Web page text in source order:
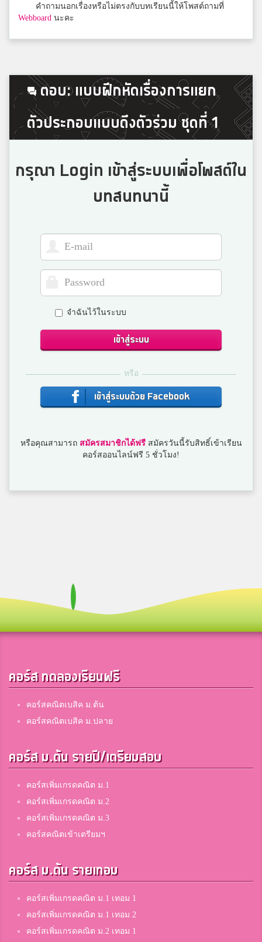
Silapakan Sanikosai
Panisara Akarathumwut
ชลกันยานุกูล
Thanatcha Thapunya
โรงเรียนเวียงเจดีย์วิทยา
ใบตอง
ออกัส
นก น้อย
Ratta Raa
เตรียมอุดมศึกษาพัฒนาการ
Nantida Laopradist
สาธิต​จุฬาลงกรณ์​มหาวิทยาลัย​ ฝ่ายมัธยม​
Pingping Putthipond
พชร พ่วงทรัพย์
คำถามนอกเรื่องหรือไม่ตรงกับบทเรียนนี้ให้โพสต์ถามที่
Webboard นะคะ
ตอบ: แบบฝึกหัดเรื่องการแยก
ตัวประกอบแบบดึงตัวร่วม ชุดที่ 1
กรุณา Login เข้าสู่ระบบเพื่อโพสต์ใน
บทสนทนานี้
จำฉันไว้ในระบบ
เข้าสู่ระบบ
หรือ
เข้าสู่ระบบด้วย Facebook
หรือคุณสามารถ สมัครสมาชิกได้ฟรีสมัครวันนี้รับสิทธิ์เข้าเรียน
คอร์สออนไลน์ฟรี 5 ชั่วโมง!
คอร์ส ทดลองเรียนฟรี
คอร์สคณิตเบสิค ม.ต้น
คอร์สคณิตเบสิค ม.ปลาย
คอร์ส ม.ต้น รายปี/เตรียมสอบ
คอร์สเพิ่มเกรดคณิต ม.1
คอร์สเพิ่มเกรดคณิต ม.2
คอร์สเพิ่มเกรดคณิต ม.3
คอร์สคณิตเข้าเตรียมฯ
คอร์ส ม.ต้น รายเทอม
คอร์สเพิ่มเกรดคณิต ม.1 เทอม 1
คอร์สเพิ่มเกรดคณิต ม.1 เทอม 2
คอร์สเพิ่มเกรดคณิต ม.2 เทอม 1